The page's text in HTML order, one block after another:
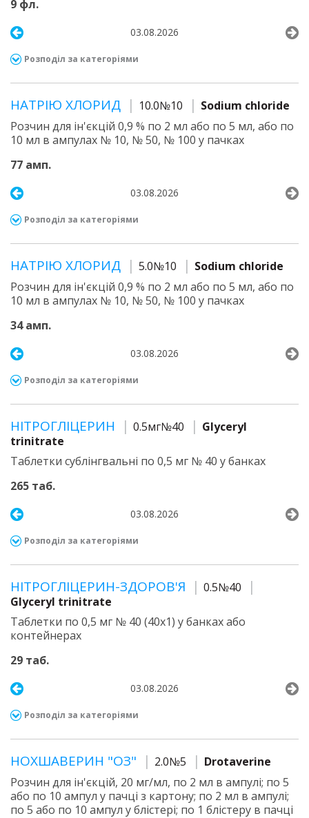
9 фл.
03.08.2026
Розподіл за категоріями
НАТРІЮ ХЛОРИД 10.0№10
Sodium chloride
Розчин для ін'єкцій 0,9 % по 2 мл або по 5 мл, або по
10 мл в ампулах № 10, № 50, № 100 у пачках
77 амп.
03.08.2026
Розподіл за категоріями
НАТРІЮ ХЛОРИД 5.0№10
Sodium chloride
Розчин для ін'єкцій 0,9 % по 2 мл або по 5 мл, або по
10 мл в ампулах № 10, № 50, № 100 у пачках
34 амп.
03.08.2026
Розподіл за категоріями
НІТРОГЛІЦЕРИН 0.5мг№40
Glyceryl
trinitrate
Таблетки сублінгвальні по 0,5 мг № 40 у банках
265 таб.
03.08.2026
Розподіл за категоріями
НІТРОГЛІЦЕРИН-ЗДОРОВ'Я
0.5№40
Glyceryl trinitrate
Таблетки по 0,5 мг № 40 (40х1) у банках або
контейнерах
29 таб.
03.08.2026
Розподіл за категоріями
НОХШАВЕРИН "ОЗ" 2.0№5
Drotaverine
Розчин для ін'єкцій, 20 мг/мл, по 2 мл в ампулі; по 5
або по 10 ампул у пачці з картону; по 2 мл в ампулі;
по 5 або по 10 ампул у блістері; по 1 блістеру в пачці